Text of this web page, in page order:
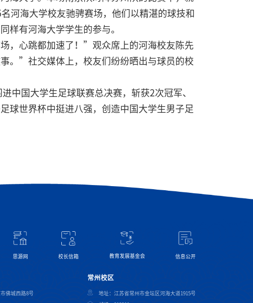
河海大学校友驰骋赛场，他们以精湛的球技和
样有河海大学学生的参与。
，心跳都加速了！”观众席上的河海校友陈先
。”社交媒体上，校友们纷纷晒出与球员的校
中国大学生足球联赛总决赛，斩获2次冠军、
球世界杯中挺进八强，创造中国大学生男子足
思源网 校长信箱 教育发展基金会 信息公开
佛城西路8号
常州校区
地址：江苏省常州市金坛区河海大道1915号